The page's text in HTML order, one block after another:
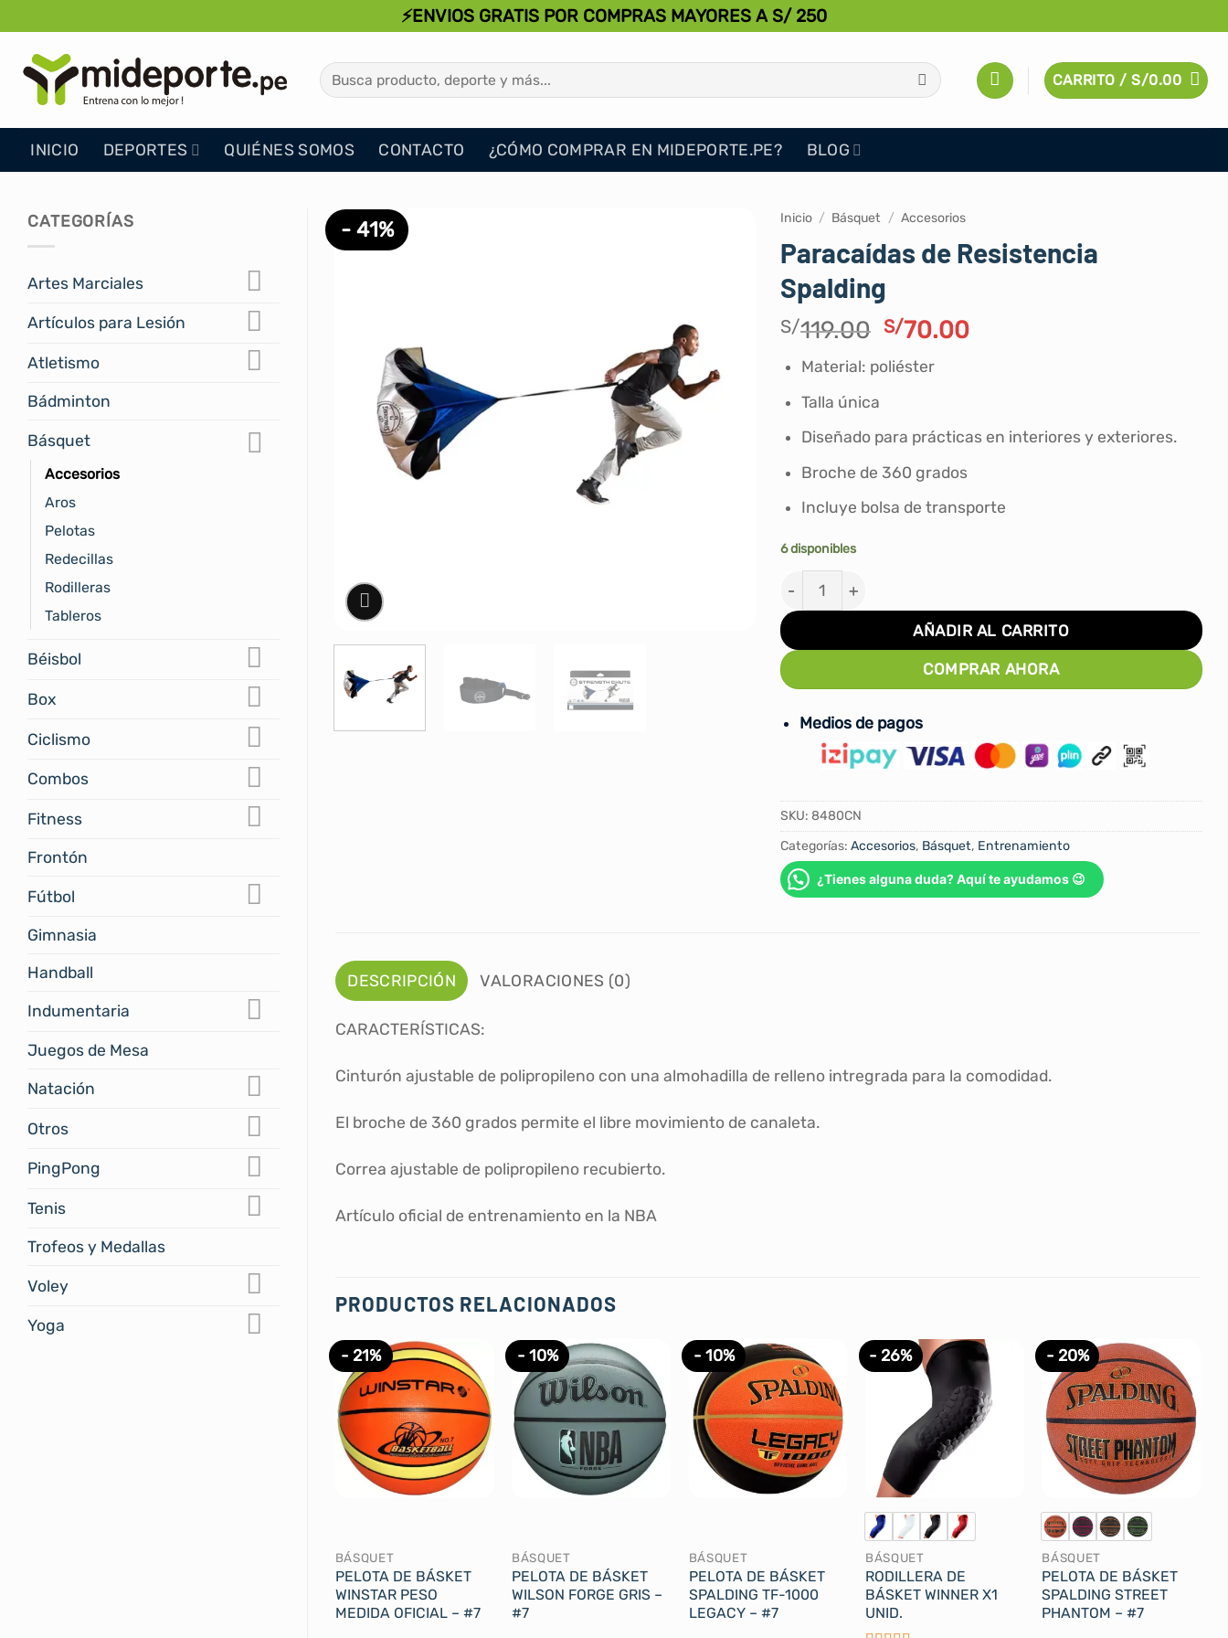
al
contenido
⚡ENVIOS GRATIS POR COMPRAS MAYORES A S/ 250
Buscar
por:
CARRITO /S/0.00
INICIO DEPORTES QUIÉNES SOMOS CONTACTO ¿CÓMO COMPRAR EN MIDEPORTE.PE? BLOG
CATEGORÍAS
Artes Marciales
Artículos para Lesión
Atletismo
Bádminton
Básquet
Accesorios
Aros
Pelotas
Redecillas
Rodilleras
Tableros
Béisbol
Box
Ciclismo
Combos
Fitness
Frontón
Fútbol
Gimnasia
Handball
Indumentaria
Juegos de Mesa
Natación
Otros
PingPong
Tenis
Trofeos y Medallas
Voley
Yoga
- 41% Inicio / Básquet / Accesorios
Paracaídas de Resistencia
Spalding
S/119.00 El
precio
original
S/119.00.
S/70.00El
S/70.00.
Material: poliéster
Talla única
Diseñado para prácticas en interiores y exteriores.
Broche de 360 grados
Incluye bolsa de transporte
6 disponibles
Paracaídas de Resistencia Spalding cantidad
AÑADIR AL CARRITO
COMPRAR AHORA
Medios de pagos
SKU: 8480CN
Categorías: Accesorios, Básquet, Entrenamiento
¿Tienes alguna duda? Aquí te ayudamos 😉
DESCRIPCIÓN VALORACIONES (0)
CARACTERÍSTICAS:
Cinturón ajustable de polipropileno con una almohadilla de relleno intregrada para la comodidad.
El broche de 360 grados permite el libre movimiento de canaleta.
Correa ajustable de polipropileno recubierto.
Artículo oficial de entrenamiento en la NBA
PRODUCTOS RELACIONADOS
- 21%
BÁSQUET
PELOTA DE BÁSKET
WINSTAR PESO
MEDIDA OFICIAL – #7
- 10%
BÁSQUET
PELOTA DE BÁSKET
WILSON FORGE GRIS –
#7
- 10%
BÁSQUET
PELOTA DE BÁSKET
SPALDING TF-1000
LEGACY – #7
- 26%
BÁSQUET
RODILLERA DE
BÁSKET WINNER X1
UNID.
- 20%
BÁSQUET
PELOTA DE BÁSKET
SPALDING STREET
PHANTOM – #7